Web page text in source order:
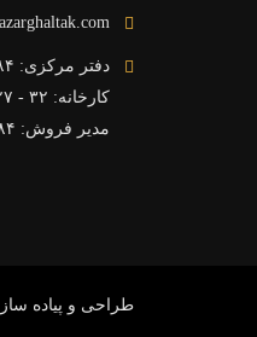
دفتر مرکزی: ۰۴۱۳۳۶۹۲۱۸۴
کارخانه: ۳۲ - ۴۱۳۷۶۳۳۶۲۷ ۹۸+
مدیر فروش: ۰۹۱۴۱۱۹۹۵۸۴
طراحی و پیاده